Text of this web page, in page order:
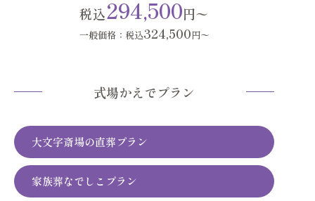
税込294,500円〜
一般価格：税込324,500円〜
式場かえでプラン
大文字斎場の直葬プラン
家族葬なでしこプラン